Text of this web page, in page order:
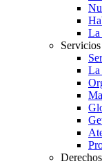
La
La